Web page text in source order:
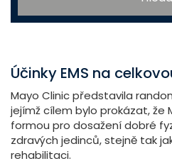
Účinky EMS na
Mayo Clinic představila
jejímž cílem bylo prokázat, že
formou pro dosažení dobré
zdravých jedinců, stejně tak
rehabilitaci.